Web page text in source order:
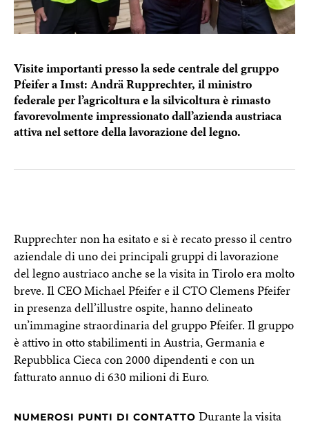
Visite importanti presso la sede centrale del gruppo
Pfeifer a Imst: Andrä Rupprechter, il ministro
federale per l’agricoltura e la silvicoltura è rimasto
favorevolmente impressionato dall’azienda austriaca
attiva nel settore della lavorazione del legno.
Rupprechter non ha esitato e si è recato presso il centro
aziendale di uno dei principali gruppi di lavorazione
del legno austriaco anche se la visita in Tirolo era molto
breve. Il CEO Michael Pfeifer e il CTO Clemens Pfeifer
in presenza dell’illustre ospite, hanno delineato
un’immagine straordinaria del gruppo Pfeifer. Il gruppo
è attivo in otto stabilimenti in Austria, Germania e
Repubblica Cieca con 2000 dipendenti e con un
fatturato annuo di 630 milioni di Euro.
NUMEROSI PUNTI DI CONTATTO Durante la visita